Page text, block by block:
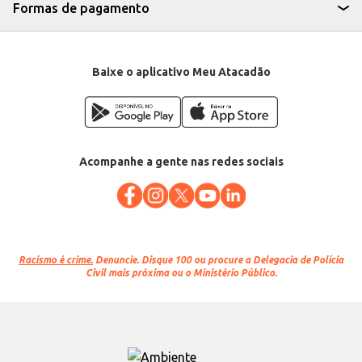
Formas de pagamento
Baixe o aplicativo Meu Atacadão
Acompanhe a gente nas redes sociais
Racismo é crime. Denuncie. Disque 100 ou procure a Delegacia de Polícia
Civil mais próxima ou o Ministério Público.